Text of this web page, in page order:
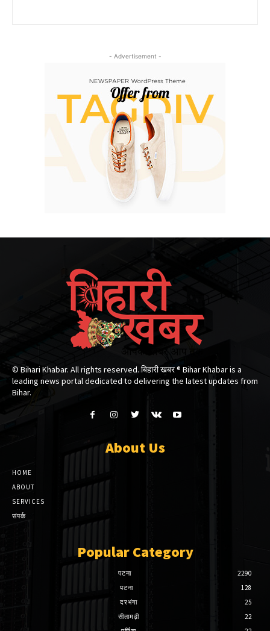
- Advertisement -
© Bihari Khabar. All rights reserved. बिहारी खबर ®​ Bihar Khabar is a
leading news portal dedicated to delivering the latest updates from
Bihar.
About Us
HOME
ABOUT
SERVICES
संपर्क
Popular Category
पटना
2290
पटना
128
दरभंगा
25
सीतामढ़ी
22